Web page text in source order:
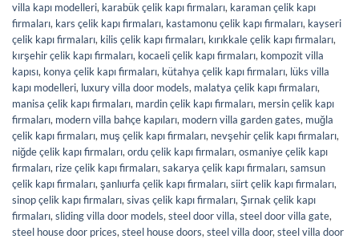
villa kapı modelleri, karabük çelik kapı firmaları, karaman çelik kapı
firmaları, kars çelik kapı firmaları, kastamonu çelik kapı firmaları, kayseri
çelik kapı firmaları, kilis çelik kapı firmaları, kırıkkale çelik kapı firmaları,
kırşehir çelik kapı firmaları, kocaeli çelik kapı firmaları, kompozit villa
kapısı, konya çelik kapı firmaları, kütahya çelik kapı firmaları, lüks villa
kapı modelleri, luxury villa door models, malatya çelik kapı firmaları,
manisa çelik kapı firmaları, mardin çelik kapı firmaları, mersin çelik kapı
firmaları, modern villa bahçe kapıları, modern villa garden gates, muğla
çelik kapı firmaları, muş çelik kapı firmaları, nevşehir çelik kapı firmaları,
niğde çelik kapı firmaları, ordu çelik kapı firmaları, osmaniye çelik kapı
firmaları, rize çelik kapı firmaları, sakarya çelik kapı firmaları, samsun
çelik kapı firmaları, şanlıurfa çelik kapı firmaları, siirt çelik kapı firmaları,
sinop çelik kapı firmaları, sivas çelik kapı firmaları, Şırnak çelik kapı
firmaları, sliding villa door models, steel door villa, steel door villa gate,
steel house door prices, steel house doors, steel villa door, steel villa door